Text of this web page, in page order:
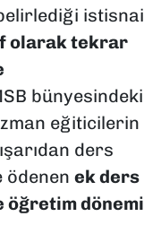
istisnai
olarak tekrar
bünyesindeki
eğiticilerin
ders
ödenen ek ders
öğretim dönemi